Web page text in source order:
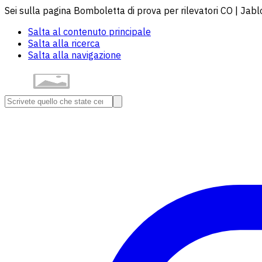
Sei sulla pagina Bomboletta di prova per rilevatori CO |
Salta al contenuto principale
Salta alla ricerca
Salta alla navigazione